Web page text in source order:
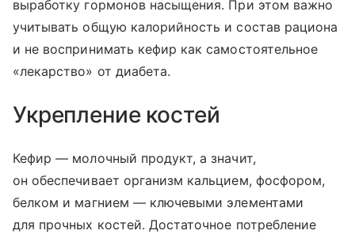
выработку гормонов насыщения. При этом важно
учитывать общую калорийность и состав рациона
и не воспринимать кефир как самостоятельное
«лекарство» от диабета.
Укрепление костей
Кефир — молочный продукт, а значит,
он обеспечивает организм кальцием, фосфором,
белком и магнием — ключевыми элементами
для прочных костей. Достаточное потребление